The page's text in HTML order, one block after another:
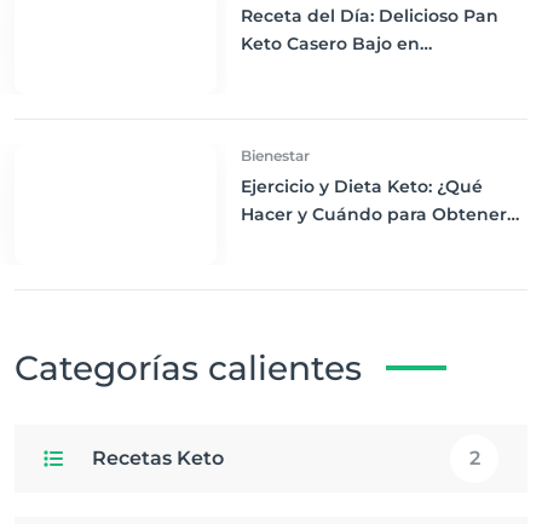
Receta del Día: Delicioso Pan
Keto Casero Bajo en
Bienestar
Ejercicio y Dieta Keto: ¿Qué
Hacer y Cuándo para Obtener
Categorías calientes
Recetas Keto 2